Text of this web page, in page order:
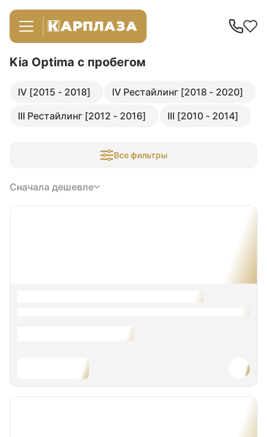
Kia Optima с пробегом
IV [2015 - 2018]
IV Рестайлинг [2018 - 2020]
III Рестайлинг [2012 - 2016]
III [2010 - 2014]
Все фильтры
Сначала дешевле